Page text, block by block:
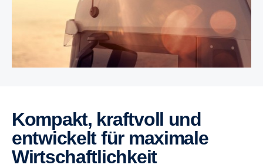
Kompakt, kraftvoll und
entwickelt für maximale
Wirtschaftlichkeit